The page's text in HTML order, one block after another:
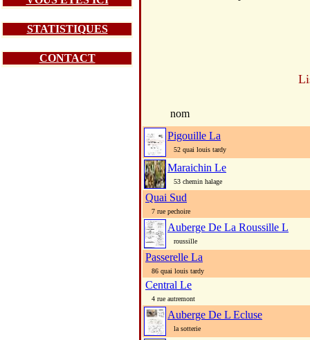
STATISTIQUES
CONTACT
nom
Pigouille La
52 quai louis tardy
Maraichin Le
53 chemin halage
Quai Sud
7 rue pechoire
Auberge De La Roussille L
roussille
Passerelle La
86 quai louis tardy
Central Le
4 rue autremont
Auberge De L Ecluse
la sotterie